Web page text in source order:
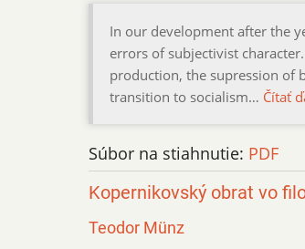
In our development after the
errors of subjectivist
production, the supression of
transition to socialism… Čítať
Súbor na stiahnutie: PDF
Kopernikovský obrat vo
Teodor Münz